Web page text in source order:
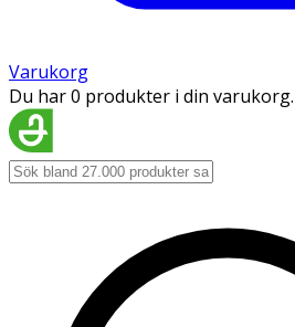
Varukorg
Du har 0 produkter i din varukorg.